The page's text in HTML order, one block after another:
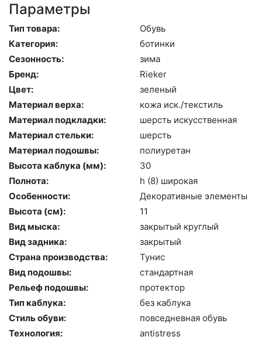
Параметры
Тип товара:
Обувь
Категория:
бо­тин­ки
Сезонность:
зи­ма
Бренд:
Ri­eker
Цвет:
зе­леный
Материал верха:
ко­жа иск./текс­тиль
Материал подкладки:
шерсть ис­кусс­твен­ная
Материал стельки:
шерсть
Материал подошвы:
по­ли­уре­тан
Высота каблука (мм):
30
Полнота:
h (8) ши­рокая
Особенности:
Де­кора­тив­ные эле­мен­ты
Высота (cм):
11
Вид мыска:
зак­ры­тый круг­лый
Вид задника:
зак­ры­тый
Страна производства:
Ту­нис
Вид подошвы:
стан­дарт­ная
Рельеф подошвы:
про­тек­тор
Тип каблука:
без каб­лу­ка
Стиль обуви:
пов­седнев­ная обувь
Технология:
an­tist­ress